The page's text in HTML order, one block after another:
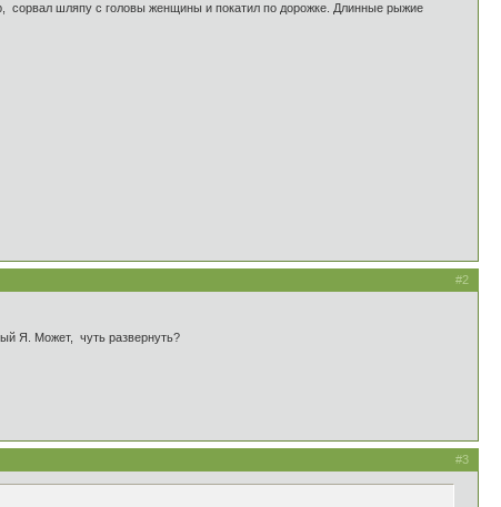
шляпу с головы женщины и покатил по дорожке. Длинные рыжие
#2
Я. Может, чуть развернуть?
#3